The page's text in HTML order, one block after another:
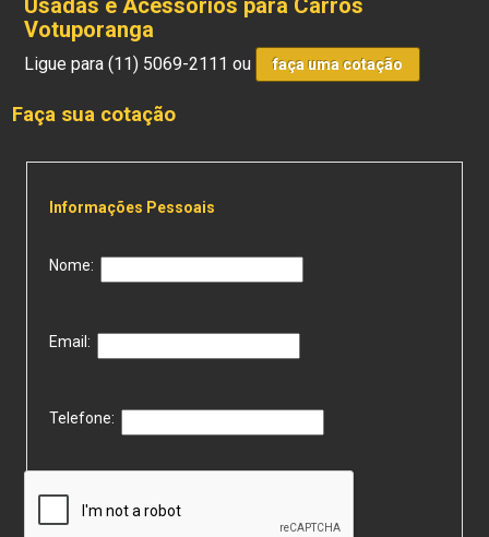
Usadas e Acessórios para Carros
Votuporanga
Ligue para(11) 5069-2111 ou faça uma cotação
Faça sua cotação
Informações Pessoais
Nome:
Email:
Telefone: